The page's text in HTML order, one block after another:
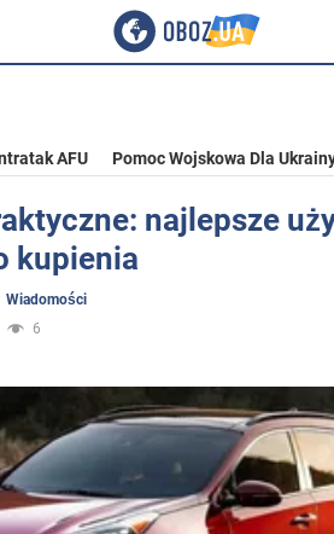
AFU Pomoc Wojskowa Dla
najlepsze
kupienia
Wiadomości
6